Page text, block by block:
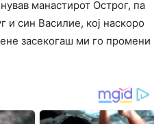
манастирот Острог, па
и син Василие, кој наскоро
засекогаш ми го промени